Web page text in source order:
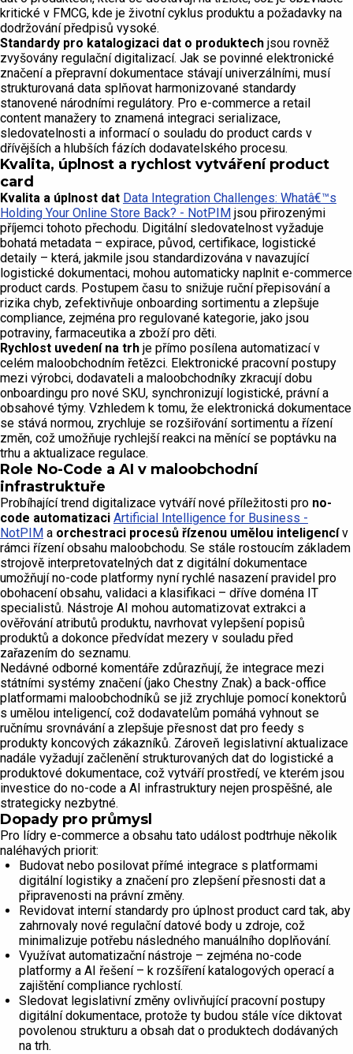
kritické v FMCG, kde je životní cyklus produktu a požadavky na
dodržování předpisů vysoké.
Standardy pro katalogizaci dat o produktech jsou rovněž
zvyšovány regulační digitalizací. Jak se povinné elektronické
značení a přepravní dokumentace stávají univerzálními, musí
strukturovaná data splňovat harmonizované standardy
stanovené národními regulátory. Pro e-commerce a retail
content manažery to znamená integraci serializace,
sledovatelnosti a informací o souladu do product cards v
dřívějších a hlubších fázích dodavatelského procesu.
Kvalita, úplnost a rychlost vytváření product
card
Kvalita a úplnost dat Data Integration Challenges: Whatâ€™s
Holding Your Online Store Back? - NotPIM jsou přirozenými
příjemci tohoto přechodu. Digitální sledovatelnost vyžaduje
bohatá metadata – expirace, původ, certifikace, logistické
detaily – která, jakmile jsou standardizována v navazující
logistické dokumentaci, mohou automaticky naplnit e-commerce
product cards. Postupem času to snižuje ruční přepisování a
rizika chyb, zefektivňuje onboarding sortimentu a zlepšuje
compliance, zejména pro regulované kategorie, jako jsou
potraviny, farmaceutika a zboží pro děti.
Rychlost uvedení na trh je přímo posílena automatizací v
celém maloobchodním řetězci. Elektronické pracovní postupy
mezi výrobci, dodavateli a maloobchodníky zkracují dobu
onboardingu pro nové SKU, synchronizují logistické, právní a
obsahové týmy. Vzhledem k tomu, že elektronická dokumentace
se stává normou, zrychluje se rozšiřování sortimentu a řízení
změn, což umožňuje rychlejší reakci na měnící se poptávku na
trhu a aktualizace regulace.
Role No-Code a AI v maloobchodní
infrastruktuře
Probíhající trend digitalizace vytváří nové příležitosti pro no-
code automatizaci Artificial Intelligence for Business -
NotPIM a orchestraci procesů řízenou umělou inteligencív
rámci řízení obsahu maloobchodu. Se stále rostoucím základem
strojově interpretovatelných dat z digitální dokumentace
umožňují no-code platformy nyní rychlé nasazení pravidel pro
obohacení obsahu, validaci a klasifikaci – dříve doména IT
specialistů. Nástroje AI mohou automatizovat extrakci a
ověřování atributů produktu, navrhovat vylepšení popisů
produktů a dokonce předvídat mezery v souladu před
zařazením do seznamu.
Nedávné odborné komentáře zdůrazňují, že integrace mezi
státními systémy značení (jako Chestny Znak) a back-office
platformami maloobchodníků se již zrychluje pomocí konektorů
s umělou inteligencí, což dodavatelům pomáhá vyhnout se
ručnímu srovnávání a zlepšuje přesnost dat pro feedy s
produkty koncových zákazníků. Zároveň legislativní aktualizace
nadále vyžadují začlenění strukturovaných dat do logistické a
produktové dokumentace, což vytváří prostředí, ve kterém jsou
investice do no-code a AI infrastruktury nejen prospěšné, ale
strategicky nezbytné.
Dopady pro průmysl
Pro lídry e-commerce a obsahu tato událost podtrhuje několik
naléhavých priorit:
Budovat nebo posilovat přímé integrace s platformami
digitální logistiky a značení pro zlepšení přesnosti dat a
připravenosti na právní změny.
Revidovat interní standardy pro úplnost product card tak, aby
zahrnovaly nové regulační datové body u zdroje, což
minimalizuje potřebu následného manuálního doplňování.
Využívat automatizační nástroje – zejména no-code
platformy a AI řešení – k rozšíření katalogových operací a
zajištění compliance rychlostí.
Sledovat legislativní změny ovlivňující pracovní postupy
digitální dokumentace, protože ty budou stále více diktovat
povolenou strukturu a obsah dat o produktech dodávaných
na trh.